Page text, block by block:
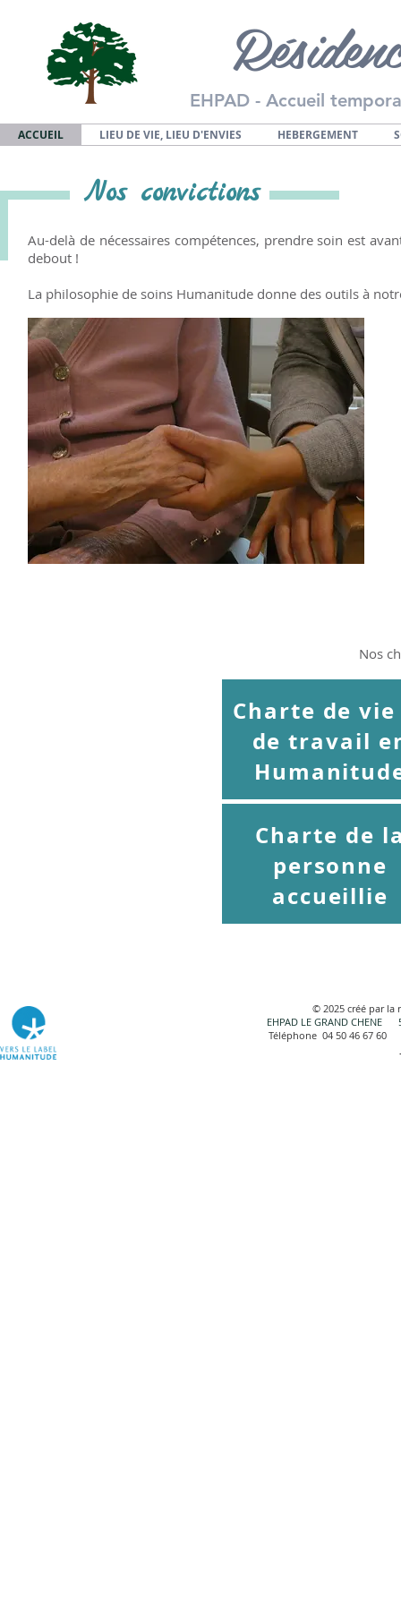
EHPAD - Accueil
ACCUEIL LIEU DE VIE, LIEU D'ENVIES HEBERGEMENT
Nos convictions
Au-delà de nécessaires compétences, prendre soin est
debout !
La philosophie de soins Humanitude donne des outils à
Nos
Charte de
de travail
Charte de
personne
accueillie
© 2025 créé par la
EHPAD LE GRAND CHENE
Téléphone 04 50 46 67